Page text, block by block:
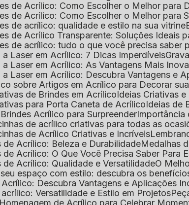
de Acrílico: Como Escolher o Melhor para
de Acrílico: Como Escolher o Melhor para
de acrílico: qualidade e estilo na sua vitrine
de Acrílico Transparente: Soluções Ideais
de acrílico: tudo o que você precisa saber
a Laser em Acrílico: 7 Dicas Imperdíveis
a Laser em Acrílico: As Vantagens Mais
a Laser em Acrílico: Descubra Vantagens e
sobre Artigos em Acrílico para Decorar
de Brindes em Acrílico Ideias Criativas
para Porta Caneta de Acrílico Ideias de
Brindes Acrílico para Surpreender
de acrílico criativas para todas as
de Acrílico Criativas e Incríveis
de Acrílico: Beleza e Durabilidade
de Acrílico: O Que Você Precisa Saber Para
de Acrílico: Qualidade e Versatilidade
O
seu espaço com estilo: descubra os
Acrílico: Descubra Vantagens e Aplicações
acrílico: Versatilidade e Estilo em Projetos
Homenagem de Acrílico para Celebrar